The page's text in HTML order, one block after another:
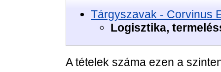
Tárgyszavak - Corvinus
Logisztika,
A tételek száma ezen a